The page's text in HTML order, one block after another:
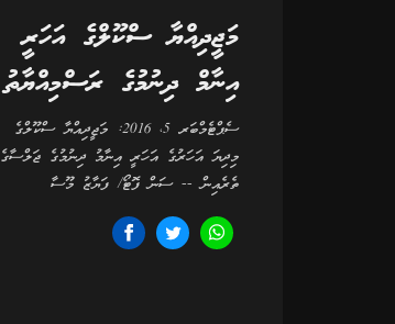
މަޖީދިއްޔާ ސްކޫލްގެ އަހަރީ
އިނާމް ދިނުމުގެ ރަސްމިއްޔާތު
ސެޕްޓެމްބަރ 5، 2016: މަޖީދިއްޔާ ސްކޫލްގެ
މިދިޔަ އަހަރުގެ އަހަރީ އިނާމު ދިނުމުގެ ޖަލްސާގެ
ތެރެއިން -- ސަން ފޮޓޯ/ ފަޔާޒު މޫސާ